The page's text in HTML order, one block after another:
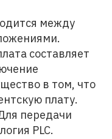
между
составляет
в том, что
плату.
передачи
PLC.